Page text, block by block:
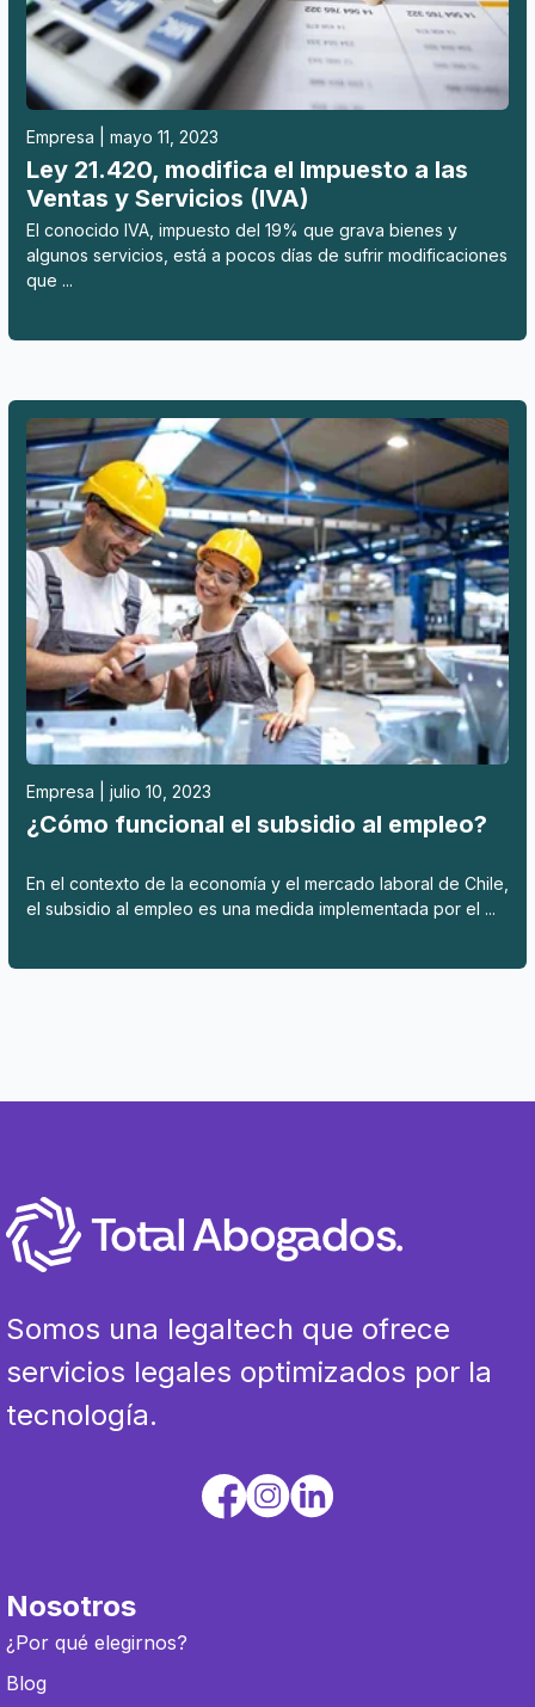
Empresa | mayo 11, 2023
Ley 21.420, modifica el Impuesto a las
Ventas y Servicios (IVA)
El conocido IVA, impuesto del 19% que grava bienes y
algunos servicios, está a pocos días de sufrir modificaciones
que ...
Empresa | julio 10, 2023
¿Cómo funcional el subsidio al empleo?
En el contexto de la economía y el mercado laboral de Chile,
el subsidio al empleo es una medida implementada por el ...
Somos una legaltech que ofrece
servicios legales optimizados por la
tecnología.
Nosotros
¿Por qué elegirnos?
Blog